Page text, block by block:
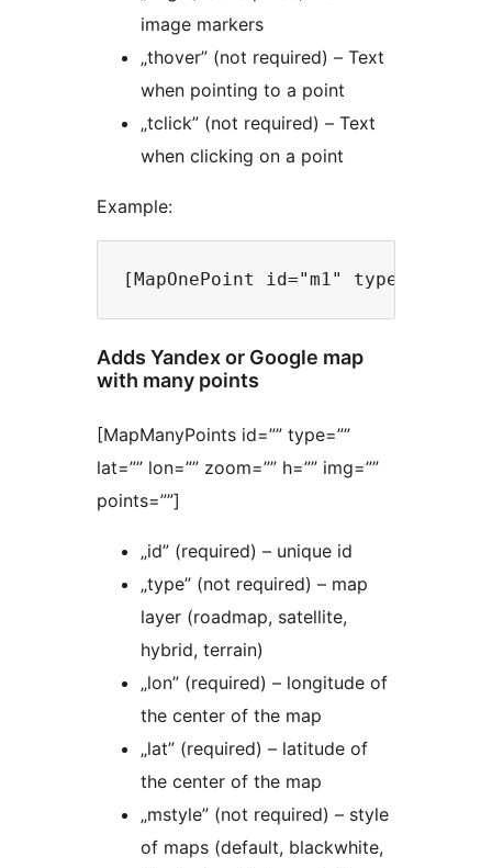
image markers
„thover” (not required) – Text
when pointing to a point
„tclick” (not required) – Text
when clicking on a point
Example:
Adds Yandex or Google map
with many points
[MapManyPoints id=”” type=””
lat=”” lon=”” zoom=”” h=”” img=””
points=””]
„id” (required) – unique id
„type” (not required) – map
layer (roadmap, satellite,
hybrid, terrain)
„lon” (required) – longitude of
the center of the map
„lat” (required) – latitude of
the center of the map
„mstyle” (not required) – style
of maps (default, blackwhite,